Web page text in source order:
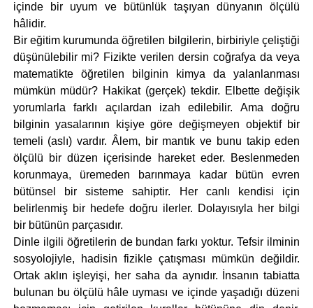
içinde bir uyum ve bütünlük taşıyan dünyanın ölçülü
hâlidir.
Bir eğitim kurumunda öğretilen bilgilerin, birbiriyle çeliştiği
düşünülebilir mi? Fizikte verilen dersin coğrafya da veya
matematikte öğretilen bilginin kimya da yalanlanması
mümkün müdür? Hakikat (gerçek) tekdir. Elbette değişik
yorumlarla farklı açılardan izah edilebilir. Ama doğru
bilginin yasalarının kişiye göre değişmeyen objektif bir
temeli (aslı) vardır. Âlem, bir mantık ve bunu takip eden
ölçülü bir düzen içerisinde hareket eder. Beslenmeden
korunmaya, üremeden barınmaya kadar bütün evren
bütünsel bir sisteme sahiptir. Her canlı kendisi için
belirlenmiş bir hedefe doğru ilerler. Dolayısıyla her bilgi
bir bütünün parçasıdır.
Dinle ilgili öğretilerin de bundan farkı yoktur. Tefsir ilminin
sosyolojiyle, hadisin fizikle çatışması mümkün değildir.
Ortak aklın işleyişi, her saha da aynıdır. İnsanın tabiatta
bulunan bu ölçülü hâle uyması ve içinde yaşadığı düzeni